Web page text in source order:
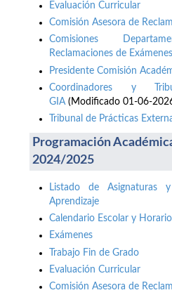
Evaluación Curricular
Comisión Asesora de
Comisiones
Reclamaciones de
Presidente Comisión
Coordinadores y
GIA (Modificado 01-06-
Tribunal de Prácticas
Programación
2024/2025
Listado de
Aprendizaje
Calendario Escolar y
Exámenes
Trabajo Fin de Grado
Evaluación Curricular
Comisión Asesora de